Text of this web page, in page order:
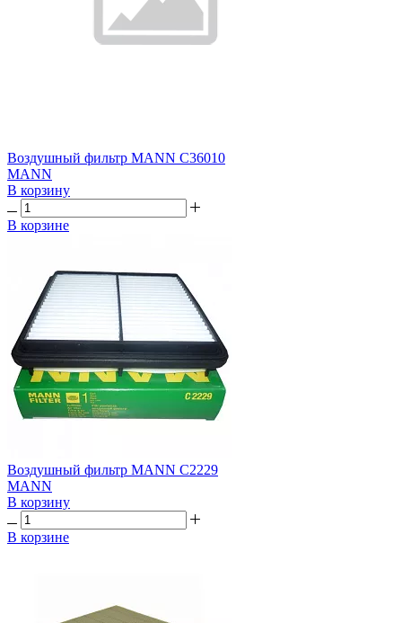
Воздушный фильтр MANN C36010
MANN
В корзину
В корзине
Воздушный фильтр MANN C2229
MANN
В корзину
В корзине